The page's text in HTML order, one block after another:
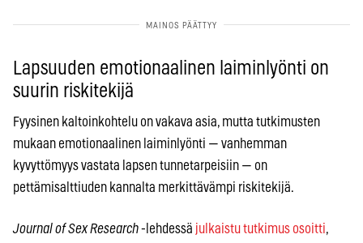
Lapsuuden emotionaalinen laiminlyönti on
suurin riskitekijä
Fyysinen kaltoinkohtelu on vakava asia, mutta tutkimusten
mukaan emotionaalinen laiminlyönti — vanhemman
kyvyttömyys vastata lapsen tunnetarpeisiin — on
pettämisalttiuden kannalta merkittävämpi riskitekijä.
Journal of Sex Research-lehdessä julkaistu tutkimus osoitti,